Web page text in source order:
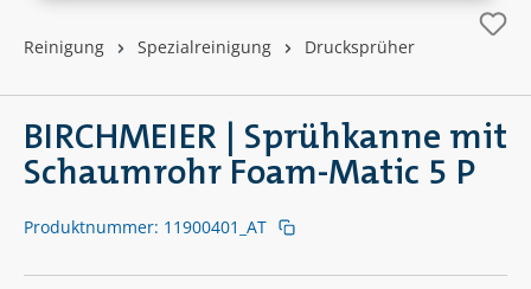
Reinigung Spezialreinigung Drucksprüher
BIRCHMEIER | Sprühkanne mit
Schaumrohr Foam-Matic 5 P
Produktnummer: 11900401_AT